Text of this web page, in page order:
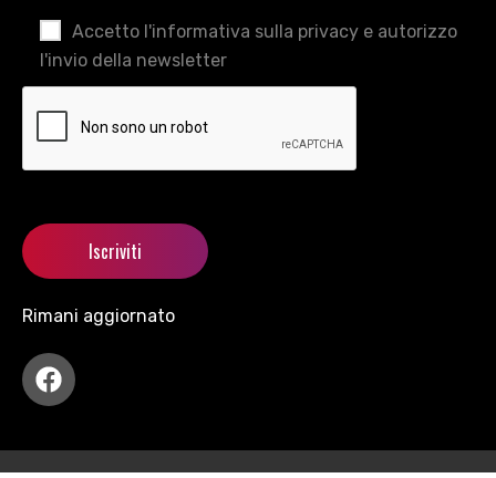
Accetto l'informativa sulla privacy e autorizzo
l'invio della newsletter
Rimani aggiornato